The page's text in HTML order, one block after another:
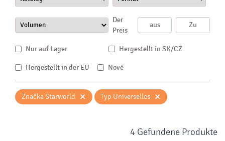
Der
Preis
Nur auf Lager Hergestellt in SK/CZ
Hergestellt in der EU Nové
Značka Starworld × Typ Universelles ×
4 Gefundene Produkte